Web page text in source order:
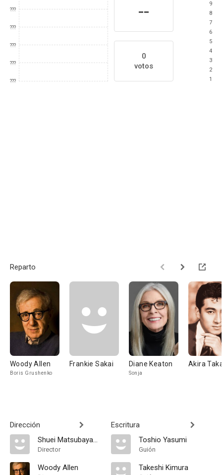
???
???
???
???
???
--
0
votos
9
8
7
6
5
4
3
2
1
Reparto
Woody Allen
Boris Grushenko
Frankie Sakai Diane Keaton
Sonja
Akira
Dirección
Shuei Matsubayashi
Director
Woody Allen
Escritura
Toshio Yasumi
Guión
Takeshi Kimura